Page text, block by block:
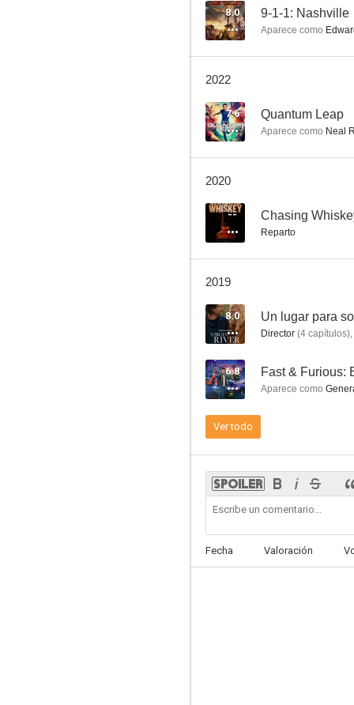
8.5
8.3
8.1
8.0 9-1-1: Nashville
Aparece como
2022
7.6 Quantum Leap
Aparece como Neal
2020
-- Chasing
Reparto
2019
8.0 Un lugar para
Director (4 capítulos),
6.8 Fast & Furious:
Aparece como
Ver todo
Fecha Valoración